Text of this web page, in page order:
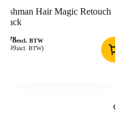
Nishman Hair Magic Retouch
Black
5,78excl. BTW
6,99incl. BTW)